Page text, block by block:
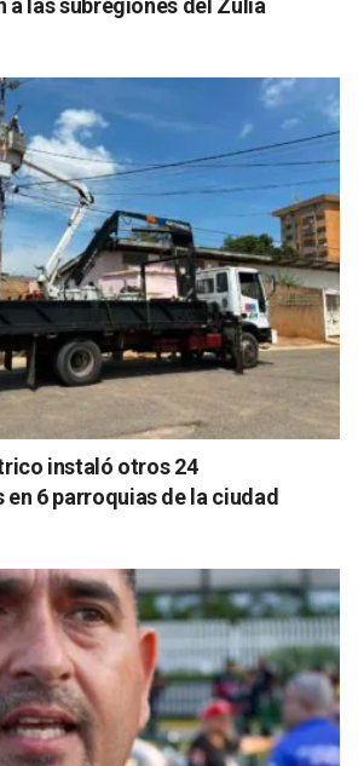
a las subregiones del Zulia
instaló otros 24
6 parroquias de la ciudad